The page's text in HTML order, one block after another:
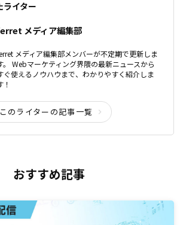
ライター
メディア編集部
メディア編集部メンバーが不定期で更新しま
。 Webマーケティング界隈の最新ニュースから
ぐ使えるノウハウまで、わかりやすく紹介しま
！
このライターの記事一覧
おすすめ記事